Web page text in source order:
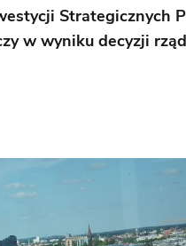
Strategicznych
w wyniku decyzji